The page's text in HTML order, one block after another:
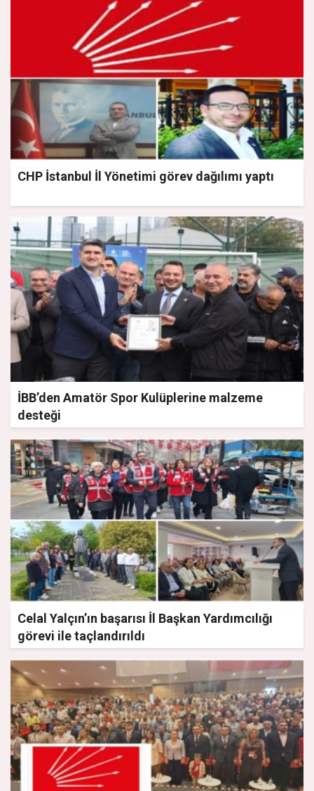
CHP İstanbul İl Yönetimi görev dağılımı yaptı
İBB’den Amatör Spor Kulüplerine malzeme
desteği
Celal Yalçın’ın başarısı İl Başkan Yardımcılığı
görevi ile taçlandırıldı